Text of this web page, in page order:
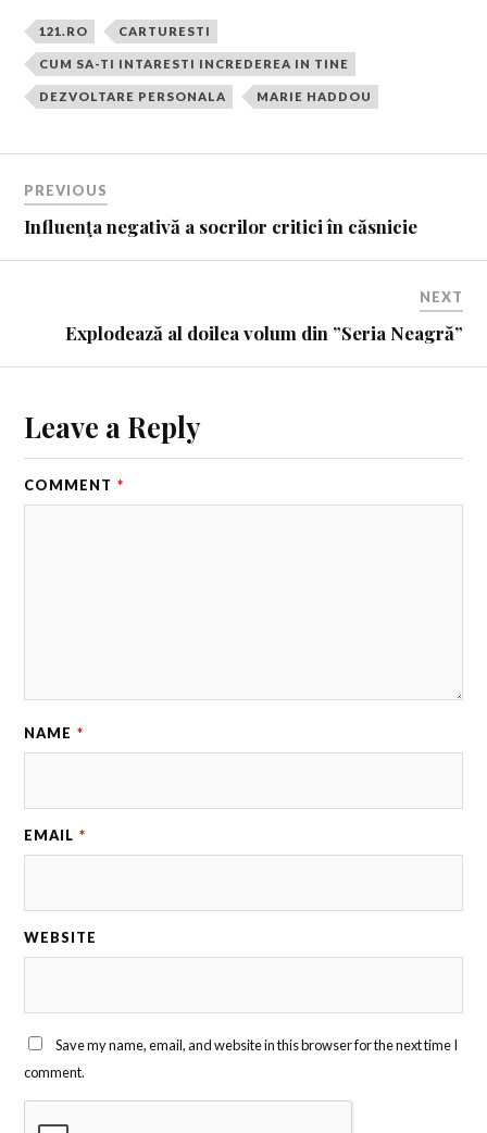
121.RO CARTURESTI
CUM SA-TI INTARESTI INCREDEREA IN TINE
DEZVOLTARE PERSONALA MARIE HADDOU
PREVIOUS
Influenţa negativă a socrilor critici în căsnicie
NEXT
Explodează al doilea volum din ”Seria Neagră”
Leave a Reply
COMMENT *
NAME *
EMAIL *
WEBSITE
Save my name, email, and website in this browser for the next time I
comment.